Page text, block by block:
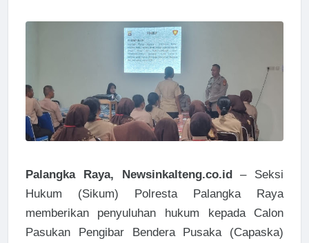
Palangka Raya, Newsinkalteng.co.id– Seksi
Hukum (Sikum) Polresta Palangka Raya
memberikan penyuluhan hukum kepada Calon
Pasukan Pengibar Bendera Pusaka (Capaska)